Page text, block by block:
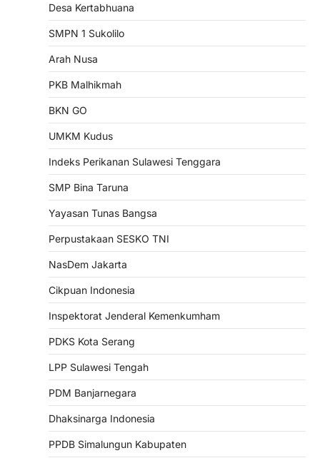
Desa Kertabhuana
SMPN 1 Sukolilo
Arah Nusa
PKB Malhikmah
BKN GO
UMKM Kudus
Indeks Perikanan Sulawesi Tenggara
SMP Bina Taruna
Yayasan Tunas Bangsa
Perpustakaan SESKO TNI
NasDem Jakarta
Cikpuan Indonesia
Inspektorat Jenderal Kemenkumham
PDKS Kota Serang
LPP Sulawesi Tengah
PDM Banjarnegara
Dhaksinarga Indonesia
PPDB Simalungun Kabupaten